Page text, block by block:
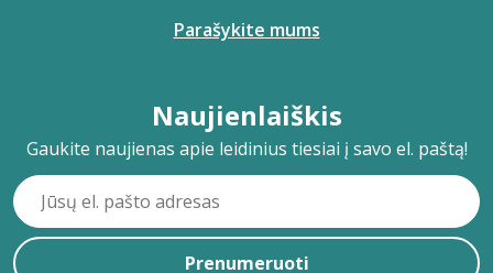
Parašykite mums
Naujienlaiškis
Gaukite naujienas apie leidinius tiesiai į savo el. paštą!
Prenumeruoti